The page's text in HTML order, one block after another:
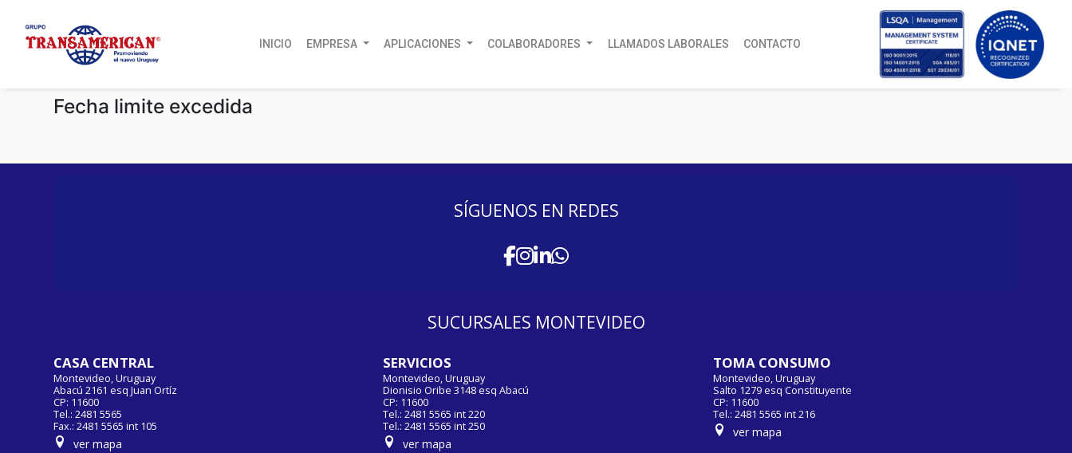
INICIO EMPRESA APLICACIONES COLABORADORES LLAMADOS LABORALES CONTACTO
Fecha limite excedida
SÍGUENOS EN REDES
SUCURSALES MONTEVIDEO
CASA CENTRAL
Montevideo, Uruguay
Abacú 2161 esq Juan Ortíz
CP: 11600
Tel.: 2481 5565
Fax.: 2481 5565 int 105
ver mapa
SERVICIOS
Montevideo, Uruguay
Dionisio Oribe 3148 esq Abacú
CP: 11600
Tel.: 2481 5565 int 220
Tel.: 2481 5565 int 250
ver mapa
TOMA CONSUMO
Montevideo, Uruguay
Salto 1279 esq Constituyente
CP: 11600
Tel.: 2481 5565 int 216
ver mapa